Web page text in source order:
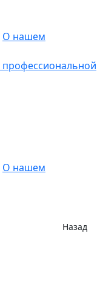
О нашем
О нашем
Назад